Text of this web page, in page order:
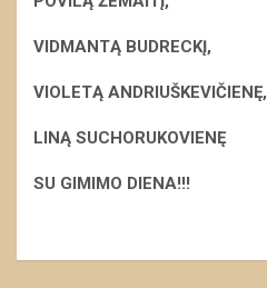
VIDMANTĄ BUDRECKĮ,
VIOLETĄ ANDRIUŠKEVIČIENĘ,
LINĄ SUCHORUKOVIENĘ
SU GIMIMO DIENA!!!